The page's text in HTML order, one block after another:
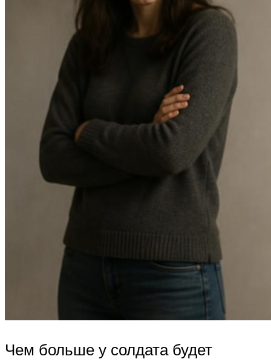
Чем больше у солдата будет